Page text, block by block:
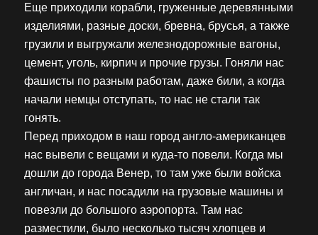
Еще приходили корабли, груженные деревянными
изделиями, разные доски, бревна, брусья, а также
грузили и выгружали железнодорожные вагоны,
цемент, уголь, кирпич и прочие грузы. Гоняли нас
фашисты по разным работам, даже били, а когда
начали немцы отступать, то нас не стали так
гонять.
Перед приходом в наш город англо-американцев
нас вывели с вещами и куда-то повели. Когда мы
дошли до города Венер, то там уже были войска
англичан, и нас посадили на грузовые машины и
повезли до большого аэропорта. Там нас
разместили, было несколько тысяч хлопцев и